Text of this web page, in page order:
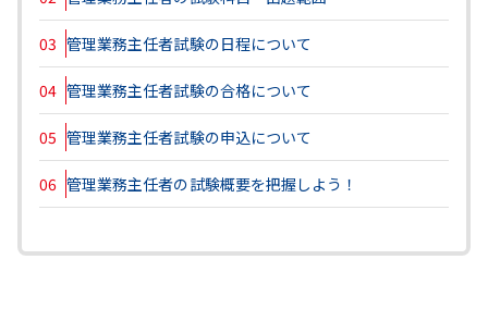
03 管理業務主任者試験の日程について
04 管理業務主任者試験の合格について
05 管理業務主任者試験の申込について
06 管理業務主任者の試験概要を把握しよう！